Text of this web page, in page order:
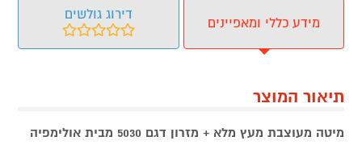
מידע כללי ומאפיינים
דירוג גולשים
תיאור המוצר
מיטה מעוצבת מעץ מלא + מזרון דגם 5030 מבית אולימפיה